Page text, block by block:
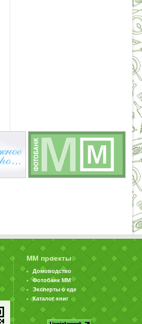
ММ проекты
Домоводство
Фотобанк ММ
Эксперты о еде
Каталог книг